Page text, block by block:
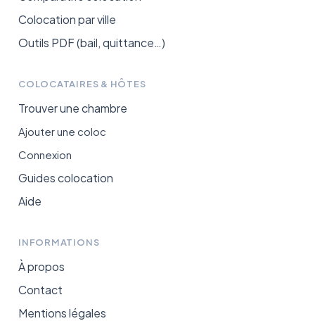
Colocation par ville
Outils PDF (bail, quittance…)
COLOCATAIRES & HÔTES
Trouver une chambre
Ajouter une coloc
Connexion
Guides colocation
Aide
INFORMATIONS
À propos
Contact
Mentions légales